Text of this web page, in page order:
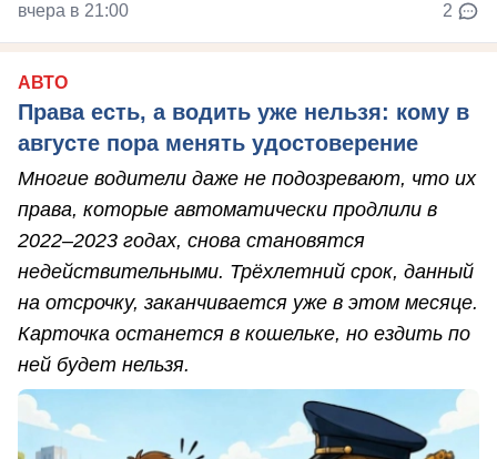
вчера в 21:00 2
АВТО
Права есть, а водить уже нельзя: кому в
августе пора менять удостоверение
Многие водители даже не подозревают, что их
права, которые автоматически продлили в
2022–2023 годах, снова становятся
недействительными. Трёхлетний срок, данный
на отсрочку, заканчивается уже в этом месяце.
Карточка останется в кошельке, но ездить по
ней будет нельзя.